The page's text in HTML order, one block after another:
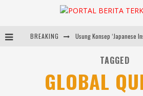
BREAKING
TAGGED
GLOBAL